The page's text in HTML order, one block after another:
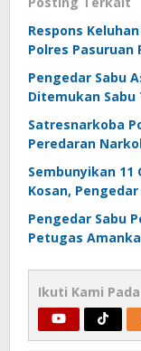
Respons
Polres Pasuruan
Pengedar Sabu
Ditemukan Sabu
Satresnarkoba
Peredaran
Sembunyikan 11
Kosan,
Pengedar Sabu
Petugas
Ikuti Kami Pada